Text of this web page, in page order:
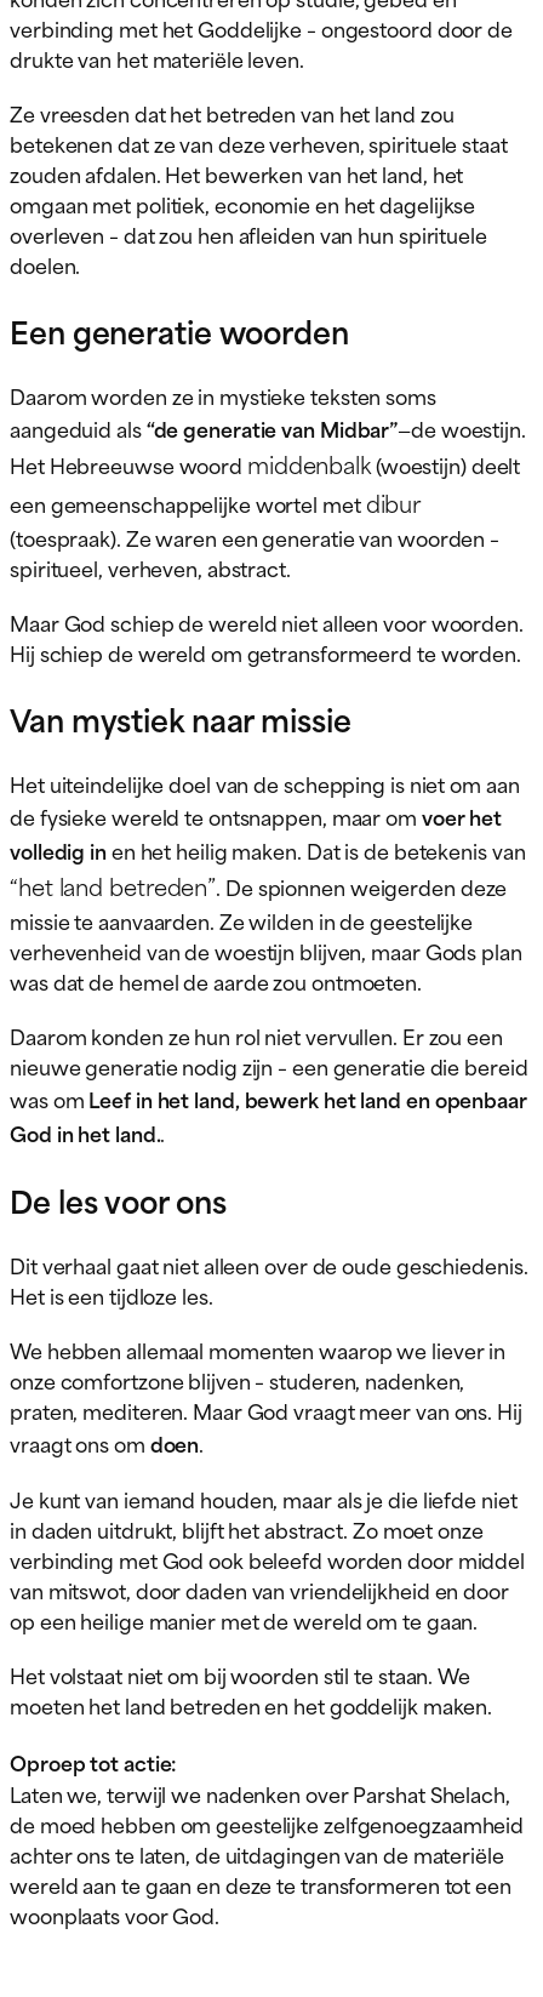
verbinding met het Goddelijke – ongestoord door de
drukte van het materiële leven.
Ze vreesden dat het betreden van het land zou
betekenen dat ze van deze verheven, spirituele staat
zouden afdalen. Het bewerken van het land, het
omgaan met politiek, economie en het dagelijkse
overleven – dat zou hen afleiden van hun spirituele
doelen.
Een generatie woorden
Daarom worden ze in mystieke teksten soms
aangeduid als“de generatie van Midbar”—de woestijn.
Het Hebreeuwse woord middenbalk(woestijn) deelt
een gemeenschappelijke wortel metdibur
(toespraak). Ze waren een generatie van woorden –
spiritueel, verheven, abstract.
Maar God schiep de wereld niet alleen voor woorden.
Hij schiep de wereld om getransformeerd te worden.
Van mystiek naar missie
Het uiteindelijke doel van de schepping is niet om aan
de fysieke wereld te ontsnappen, maar omvoer het
volledig inen het heilig maken. Dat is de betekenis van
“het land betreden”. De spionnen weigerden deze
missie te aanvaarden. Ze wilden in de geestelijke
verhevenheid van de woestijn blijven, maar Gods plan
was dat de hemel de aarde zou ontmoeten.
Daarom konden ze hun rol niet vervullen. Er zou een
nieuwe generatie nodig zijn – een generatie die bereid
was omLeef in het land, bewerk het land en openbaar
God in het land..
De les voor ons
Dit verhaal gaat niet alleen over de oude geschiedenis.
Het is een tijdloze les.
We hebben allemaal momenten waarop we liever in
onze comfortzone blijven – studeren, nadenken,
praten, mediteren. Maar God vraagt meer van ons. Hij
vraagt ons omdoen.
Je kunt van iemand houden, maar als je die liefde niet
in daden uitdrukt, blijft het abstract. Zo moet onze
verbinding met God ook beleefd worden door middel
van mitswot, door daden van vriendelijkheid en door
op een heilige manier met de wereld om te gaan.
Het volstaat niet om bij woorden stil te staan. We
moeten het land betreden en het goddelijk maken.
Oproep tot actie:
Laten we, terwijl we nadenken over Parshat Shelach,
de moed hebben om geestelijke zelfgenoegzaamheid
achter ons te laten, de uitdagingen van de materiële
wereld aan te gaan en deze te transformeren tot een
woonplaats voor God.